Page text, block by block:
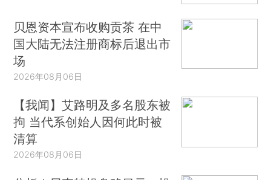
贝恩资本宣布收购贡茶 在中
国大陆无法注册商标后退出市
场
2026年08月06日
【我闻】艾路明及多名股东被
拘 当代系创始人因何此时被
清算
2026年08月06日